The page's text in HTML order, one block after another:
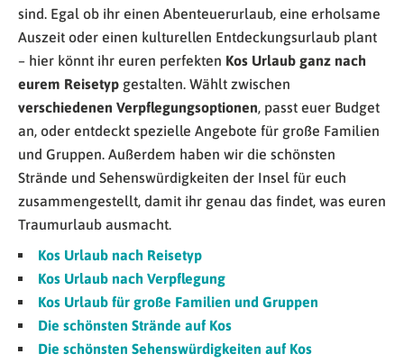
sind. Egal ob ihr einen Abenteuerurlaub, eine erholsame
Auszeit oder einen kulturellen Entdeckungsurlaub plant
– hier könnt ihr euren perfekten Kos Urlaub ganz nach
eurem Reisetyp gestalten. Wählt zwischen
verschiedenen Verpflegungsoptionen, passt euer Budget
an, oder entdeckt spezielle Angebote für große Familien
und Gruppen. Außerdem haben wir die schönsten
Strände und Sehenswürdigkeiten der Insel für euch
zusammengestellt, damit ihr genau das findet, was euren
Traumurlaub ausmacht.
Kos Urlaub nach Reisetyp
Kos Urlaub nach Verpflegung
Kos Urlaub für große Familien und Gruppen
Die schönsten Strände auf Kos
Die schönsten Sehenswürdigkeiten auf Kos